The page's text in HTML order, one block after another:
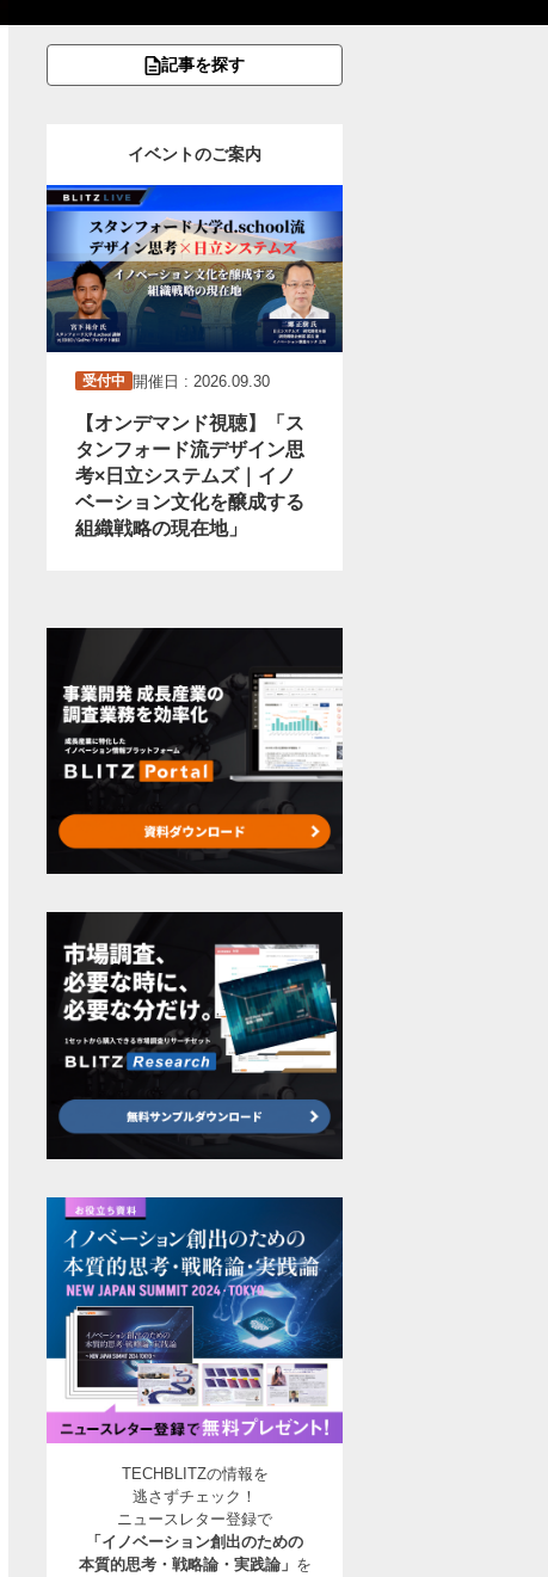
記事を探す
イベントのご案内
受付中 開催日 : 2026.09.30
【オンデマンド視聴】「ス
タンフォード流デザイン思
考×日立システムズ｜イノ
ベーション文化を醸成する
組織戦略の現在地」
TECHBLITZの情報を
逃さずチェック！
ニュースレター登録で
「イノベーション創出のための
本質的思考・戦略論・実践論」 を